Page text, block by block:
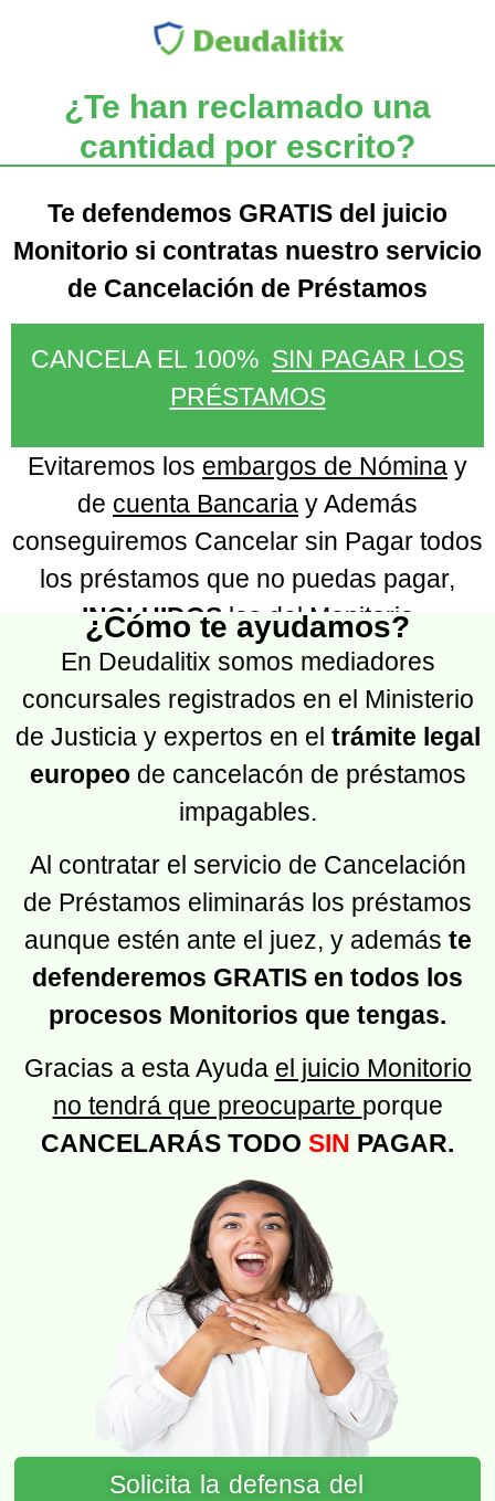
¿Te han reclamado una
cantidad por escrito?
Te defendemos GRATIS del juicio
Monitorio si contratas nuestro servicio
de Cancelación de Préstamos
CANCELA EL 100% SIN PAGAR LOS
PRÉSTAMOS
Evitaremos los embargos de Nómina y
de cuenta Bancaria y Además
conseguiremos Cancelar sin Pagar todos
los préstamos que no puedas pagar,
INCLUIDOSlos del Monitorio
¿Cómo te ayudamos?
En Deudalitix somos mediadores
concursales registrados en el Ministerio
de Justicia y expertos en el trámite legal
europeode cancelacón de préstamos
impagables.
Al contratar el servicio de Cancelación
de Préstamos eliminarás los préstamos
aunque estén ante el juez, y además te
defenderemos GRATIS en todos los
procesos Monitorios que tengas.
Gracias a esta Ayuda el juicio Monitorio
no tendrá que preocuparte porque
CANCELARÁS TODO SIN PAGAR.
Solicita la defensa del